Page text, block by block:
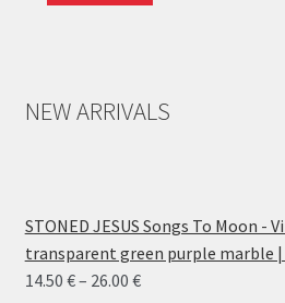
NEW ARRIVALS
STONED JESUS Songs To Moon -
transparent green purple marble |
14.50 €– 26.00 €Price